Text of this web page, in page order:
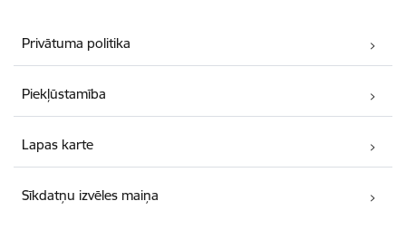
Privātuma politika
Piekļūstamība
Lapas karte
Sīkdatņu izvēles maiņa